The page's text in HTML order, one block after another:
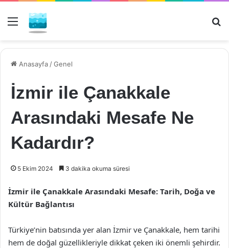
Menü
Anasayfa /Genel
İzmir ile Çanakkale
Arasındaki Mesafe Ne
Kadardır?
5 Ekim 2024 3 dakika okuma süresi
İzmir ile Çanakkale Arasındaki Mesafe: Tarih, Doğa ve
Kültür Bağlantısı
Türkiye’nin batısında yer alan İzmir ve Çanakkale, hem tarihi
hem de doğal güzellikleriyle dikkat çeken iki önemli şehirdir.